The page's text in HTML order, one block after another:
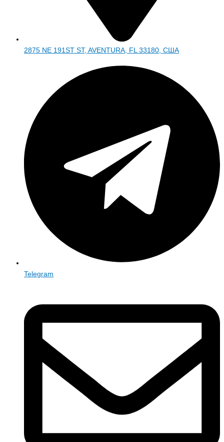
2875 NE 191ST ST, AVENTURA, FL 33180, США
Telegram